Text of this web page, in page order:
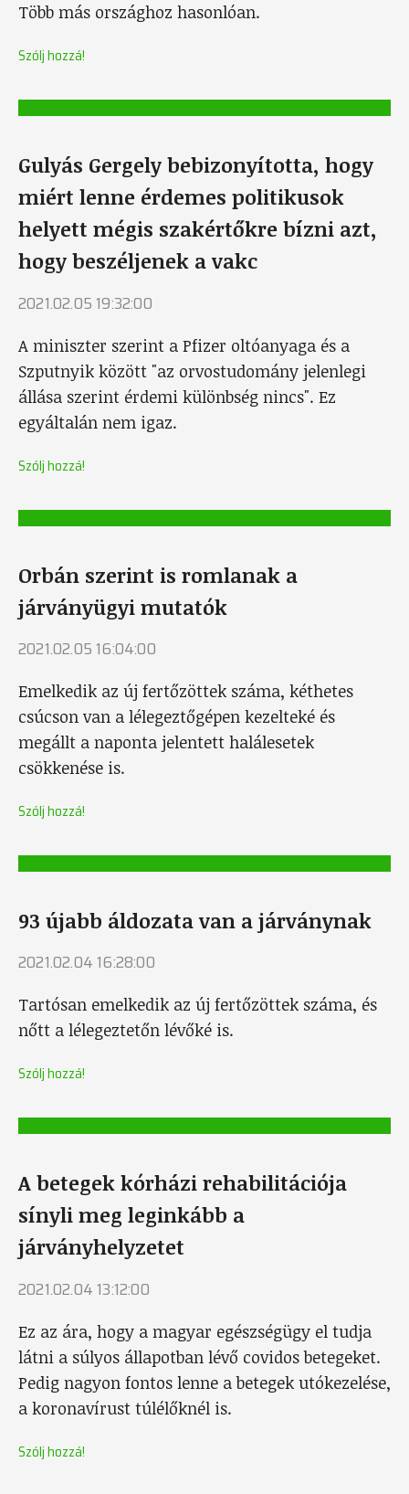
Több más országhoz hasonlóan.
Szólj hozzá!
Gulyás Gergely bebizonyította, hogy
miért lenne érdemes politikusok
helyett mégis szakértőkre bízni azt,
hogy beszéljenek a vakc
2021.02.05 19:32:00
A miniszter szerint a Pfizer oltóanyaga és a
Szputnyik között "az orvostudomány jelenlegi
állása szerint érdemi különbség nincs". Ez
egyáltalán nem igaz.
Szólj hozzá!
Orbán szerint is romlanak a
járványügyi mutatók
2021.02.05 16:04:00
Emelkedik az új fertőzöttek száma, kéthetes
csúcson van a lélegeztőgépen kezelteké és
megállt a naponta jelentett halálesetek
csökkenése is.
Szólj hozzá!
93 újabb áldozata van a járványnak
2021.02.04 16:28:00
Tartósan emelkedik az új fertőzöttek száma, és
nőtt a lélegeztetőn lévőké is.
Szólj hozzá!
A betegek kórházi rehabilitációja
sínyli meg leginkább a
járványhelyzetet
2021.02.04 13:12:00
Ez az ára, hogy a magyar egészségügy el tudja
látni a súlyos állapotban lévő covidos betegeket.
Pedig nagyon fontos lenne a betegek utókezelése,
a koronavírust túlélőknél is.
Szólj hozzá!